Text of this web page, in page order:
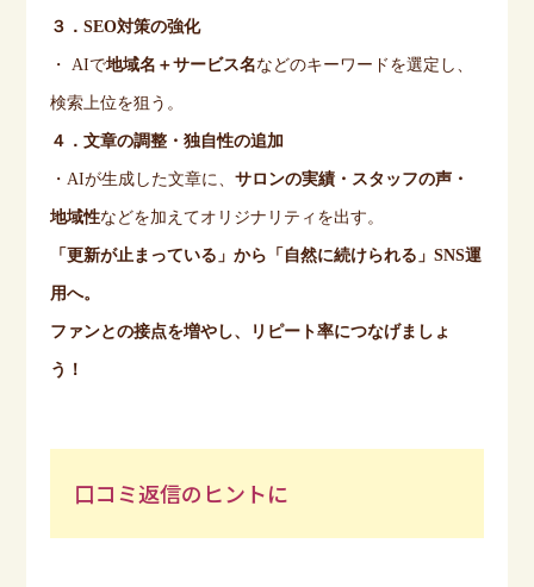
３．SEO対策の強化
・ AIで地域名＋サービス名などのキーワードを選定し、
検索上位を狙う。
４．文章の調整・独自性の追加
・AIが生成した文章に、サロンの実績・スタッフの声・
地域性などを加えてオリジナリティを出す。
「更新が止まっている」から「自然に続けられる」SNS運
用へ。
ファンとの接点を増やし、リピート率につなげましょ
う！
口コミ返信のヒントに